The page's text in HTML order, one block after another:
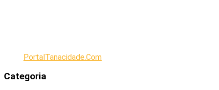
PortalTanacidade.Com
Categoria